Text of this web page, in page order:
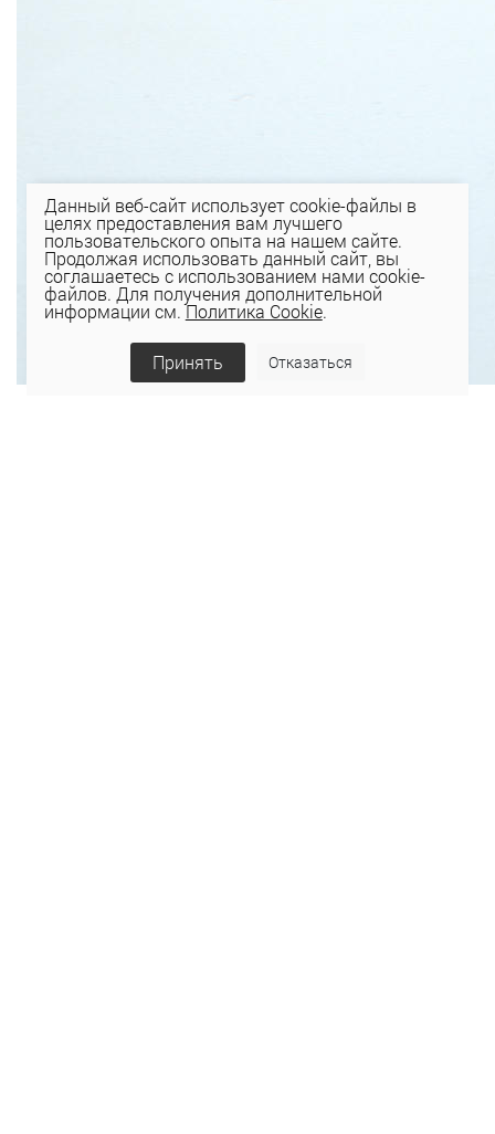
Данный веб-сайт использует cookie-файлы в
целях предоставления вам лучшего
пользовательского опыта на нашем сайте.
Продолжая использовать данный сайт, вы
соглашаетесь с использованием нами cookie-
файлов. Для получения дополнительной
информации см.Политика Cookie.
Принять Отказаться